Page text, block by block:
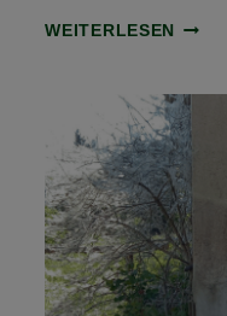
WEITERLESEN
–
NEUE
VFD